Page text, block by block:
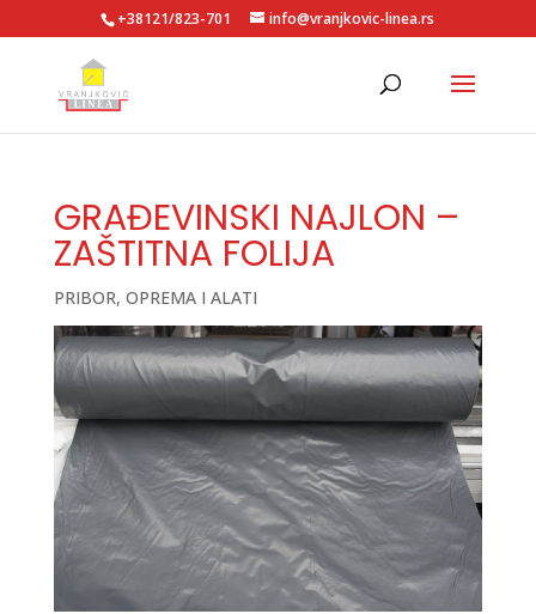
+38121/823-701 info@vranjkovic-linea.rs
GRAĐEVINSKI NAJLON –
ZAŠTITNA FOLIJA
PRIBOR, OPREMA I ALATI